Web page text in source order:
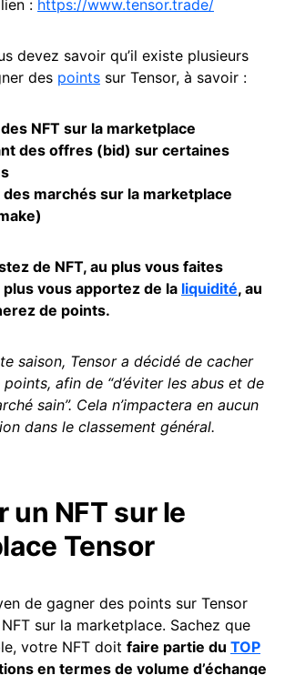
: https://www.tensor.trade/
devez savoir qu’il existe plusieurs
des points sur Tensor, à savoir :
NFT sur la marketplace
des offres (bid) sur certaines
des marchés sur la marketplace
de NFT, au plus vous faites
plus vous apportez de la liquidité, au
de points.
saison, Tensor a décidé de cacher
afin de “d’éviter les abus et de
sain”. Cela n’impactera en aucun
dans le classement général.
un NFT sur le
Tensor
de gagner des points sur Tensor
sur la marketplace. Sachez que
votre NFT doit faire partie du TOP
en termes de volume d’échange